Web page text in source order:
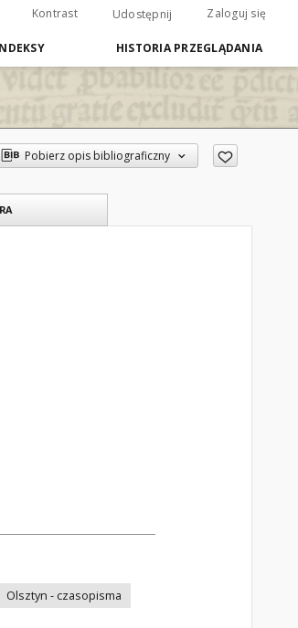
Kontrast Udostępnij Zaloguj się
HISTORIA PRZEGLĄDANIA
Pobierz opis bibliograficzny
Olsztyn - czasopisma